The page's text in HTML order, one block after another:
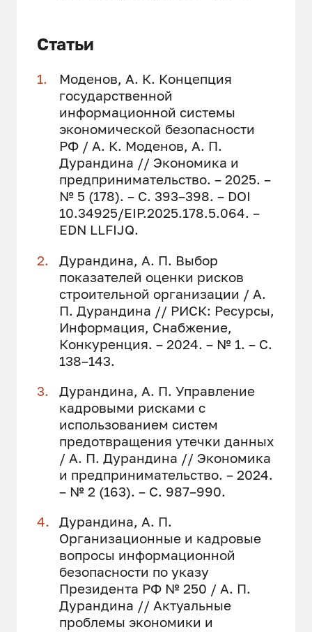
Статьи
Моденов, А. К. Концепция
государственной
информационной системы
экономической безопасности
РФ / А. К. Моденов, А. П.
Дурандина // Экономика и
предпринимательство. – 2025. –
№ 5 (178). – С. 393–398. – DOI
10.34925/EIP.2025.178.5.064. –
EDN LLFIJQ.
Дурандина, А. П. Выбор
показателей оценки рисков
строительной организации / А.
П. Дурандина // РИСК: Ресурсы,
Информация, Снабжение,
Конкуренция. – 2024. – № 1. – С.
138–143.
Дурандина, А. П. Управление
кадровыми рисками с
использованием систем
предотвращения утечки данных
/ А. П. Дурандина // Экономика
и предпринимательство. – 2024.
– № 2 (163). – С. 987–990.
Дурандина, А. П.
Организационные и кадровые
вопросы информационной
безопасности по указу
Президента РФ № 250 / А. П.
Дурандина // Актуальные
проблемы экономики и